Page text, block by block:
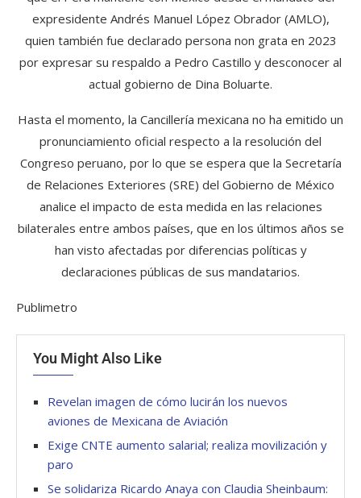
expresidente Andrés Manuel López Obrador (AMLO),
quien también fue declarado persona non grata en 2023
por expresar su respaldo a Pedro Castillo y desconocer al
actual gobierno de Dina Boluarte.
Hasta el momento, la Cancillería mexicana no ha emitido un
pronunciamiento oficial respecto a la resolución del
Congreso peruano, por lo que se espera que la Secretaría
de Relaciones Exteriores (SRE) del Gobierno de México
analice el impacto de esta medida en las relaciones
bilaterales entre ambos países, que en los últimos años se
han visto afectadas por diferencias políticas y
declaraciones públicas de sus mandatarios.
Publimetro
You Might Also Like
Revelan imagen de cómo lucirán los nuevos
aviones de Mexicana de Aviación
Exige CNTE aumento salarial; realiza movilización y
paro
Se solidariza Ricardo Anaya con Claudia Sheinbaum: